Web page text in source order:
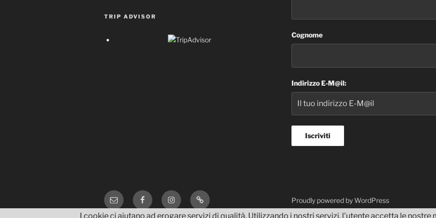
TRIP ADVISOR
Cognome
Indirizzo E-M@il:
Email FacebookInstagramTripAdvisor Proudly powered by WordPress
I cookie ci aiutano ad erogare servizi di qualità. Utilizzando i nostri servizi, l'utente accetta le nostre